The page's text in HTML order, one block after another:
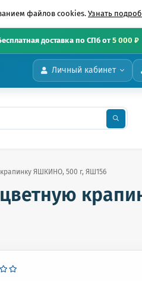
файлов cookies. Узнать
доставка по СПб от5 000 ₽
Личный кабинет
ЯШКИНО, 500 г, ЯШ156